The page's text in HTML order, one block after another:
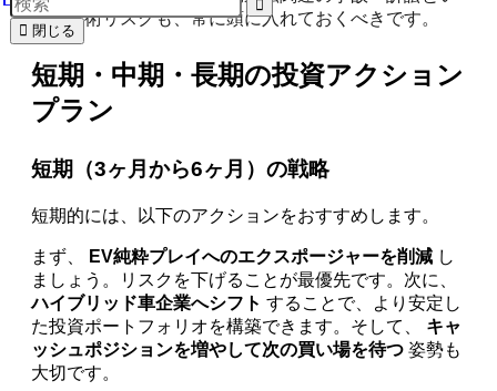
った技術リスクも、常に頭に入れておくべきです。
短期・中期・長期の投資アクション
プラン
短期（3ヶ月から6ヶ月）の戦略
短期的には、以下のアクションをおすすめします。
まず、 EV純粋プレイへのエクスポージャーを削減 し
ましょう。リスクを下げることが最優先です。次に、
ハイブリッド車企業へシフト することで、より安定し
た投資ポートフォリオを構築できます。そして、 キャ
ッシュポジションを増やして次の買い場を待つ 姿勢も
大切です。
閉じる